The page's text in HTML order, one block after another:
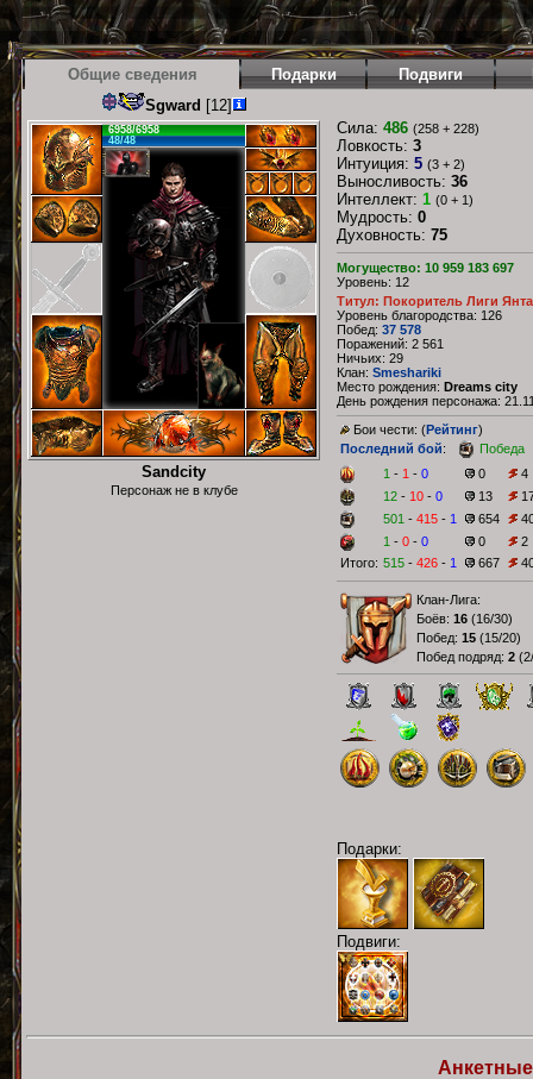
Общие сведения Подарки Подвиги
Sgward [12]
6958/6958
48/48
Sandcity
Персонаж не в клубе
Сила: 486 (258 + 228)
Ловкость: 3
Интуиция: 5 (3 + 2)
Выносливость: 36
Интеллект: 1 (0 + 1)
Мудрость: 0
Духовность: 75
Могущество: 10 959 183 697
Уровень: 12
Титул: Покоритель Лиги
Уровень благородства: 126
Побед: 37 578
Поражений: 2 561
Ничьих: 29
Клан: Smeshariki
Место рождения: Dreams city
День рождения персонажа:
Бои чести: (Рейтинг)
Последний бой:
Победа
1 - 1 - 0 0
4
12 - 10 - 0 13
501 - 415 - 1 654
1 - 0 - 0 0
2
Итого: 515 - 426 - 1 667
Клан-Лига:
Боёв: 16 (16/30)
Побед: 15 (15/20)
Побед подряд: 2 (
Подарки:
Подвиги: